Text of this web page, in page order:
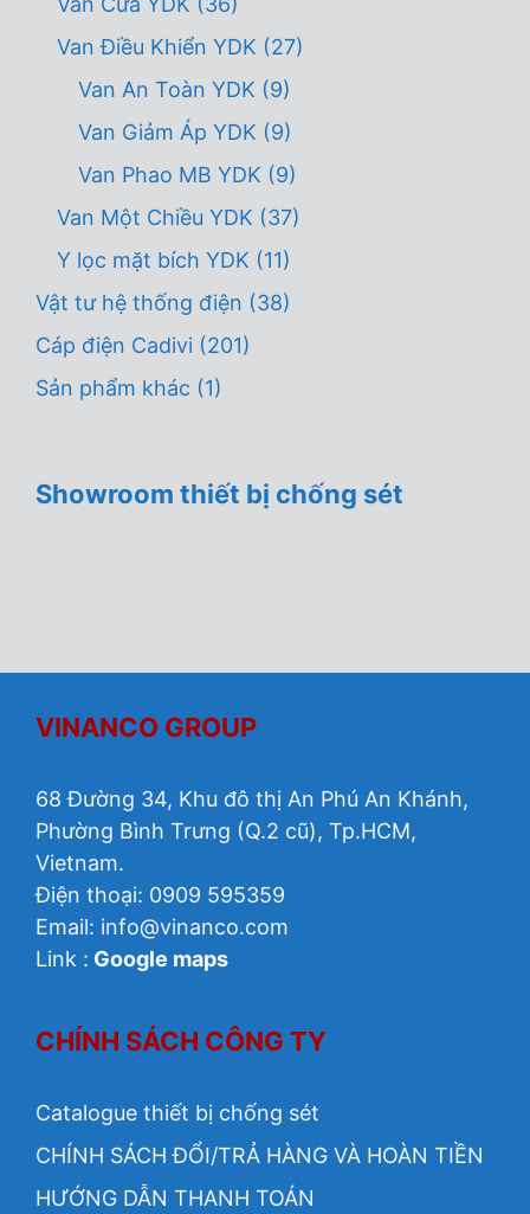
Van Điều Khiển YDK (27)
Van An Toàn YDK (9)
Van Giảm Áp YDK (9)
Van Phao MB YDK (9)
Van Một Chiều YDK (37)
Y lọc mặt bích YDK (11)
Vật tư hệ thống điện (38)
Cáp điện Cadivi (201)
Sản phẩm khác (1)
Showroom thiết bị chống sét
VINANCO GROUP
68 Đường 34, Khu đô thị An Phú An Khánh,
Phường Bình Trưng (Q.2 cũ), Tp.HCM,
Vietnam.
Điện thoại: 0909 595359
Email: info@vinanco.com
Link : Google maps
CHÍNH SÁCH CÔNG TY
Catalogue thiết bị chống sét
CHÍNH SÁCH ĐỔI/TRẢ HÀNG VÀ HOÀN TIỀN
HƯỚNG DẪN THANH TOÁN